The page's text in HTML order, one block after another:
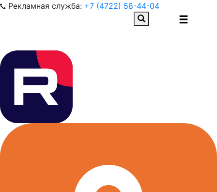
Рекламная служба: +7 (4722) 58-44-04